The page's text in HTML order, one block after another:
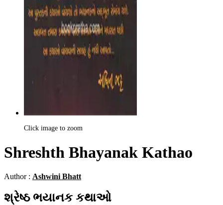
Click image to zoom
Shreshth Bhayanak Kathao
Author : Ashwini Bhatt
શ્રેષ્ઠ ભયાનક કથાઓ